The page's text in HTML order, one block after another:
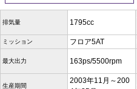
排気量 1795cc
ミッション フロア5AT
最大出力 163ps/5500rpm
生産期間
2003年11月～200